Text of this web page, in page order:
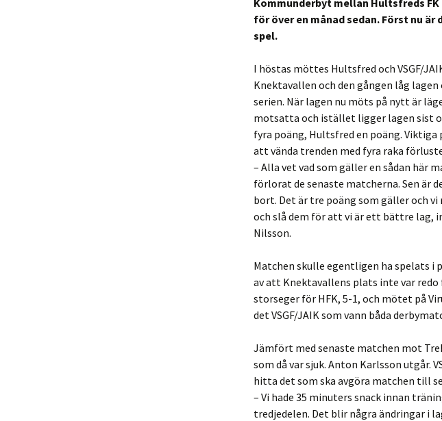
Kommunderbyt mellan Hultsfreds
för över en månad sedan. Först nu
spel.
I höstas möttes Hultsfred och VSGF/
Knektavallen och den gången låg
serien. När lagen nu möts på nytt är
motsatta och istället ligger lagen sist
fyra poäng, Hultsfred en poäng. Viktiga
att vända trenden med fyra raka
– Alla vet vad som gäller en sådan här
förlorat de senaste matcherna. Sen är
bort. Det är tre poäng som gäller och
och slå dem för att vi är ett bättre lag,
Nilsson.
Matchen skulle egentligen ha spelats i
av att Knektavallens plats inte var redo
storseger för HFK, 5-1, och mötet på
det VSGF/JAIK som vann båda
Jämfört med senaste matchen mot
som då var sjuk. Anton Karlsson utgår.
hitta det som ska avgöra matchen till
– Vi hade 35 minuters snack innan
tredjedelen. Det blir några ändringar i